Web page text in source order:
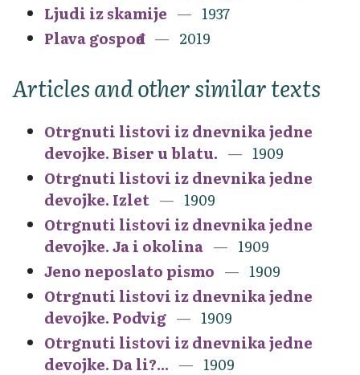
Ljudi iz skamije
1937
Plava gospođa
2019
Articles and other similar texts
Otrgnuti listovi iz dnevnika jedne
devojke. Biser u blatu.
1909
Otrgnuti listovi iz dnevnika jedne
devojke. Izlet
1909
Otrgnuti listovi iz dnevnika jedne
devojke. Ja i okolina
1909
Jeno neposlato pismo
1909
Otrgnuti listovi iz dnevnika jedne
devojke. Podvig
1909
Otrgnuti listovi iz dnevnika jedne
devojke. Da li?...
1909